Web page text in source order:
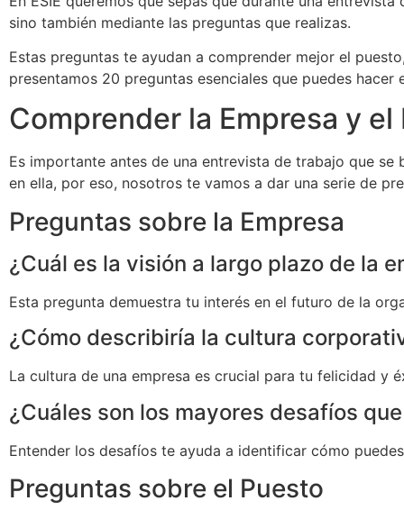
sino también mediante las preguntas que realizas.
Estas preguntas te ayudan a comprender mejor el
presentamos 20 preguntas esenciales que puedes hacer
Comprender la Empresa y el
Es importante antes de una entrevista de trabajo que
en ella, por eso, nosotros te vamos a dar una serie de
Preguntas sobre la Empresa
¿Cuál es la visión a largo plazo de la
Esta pregunta demuestra tu interés en el futuro de la
¿Cómo describiría la cultura
La cultura de una empresa es crucial para tu felicidad y
¿Cuáles son los mayores desafíos
Entender los desafíos te ayuda a identificar cómo
Preguntas sobre el Puesto